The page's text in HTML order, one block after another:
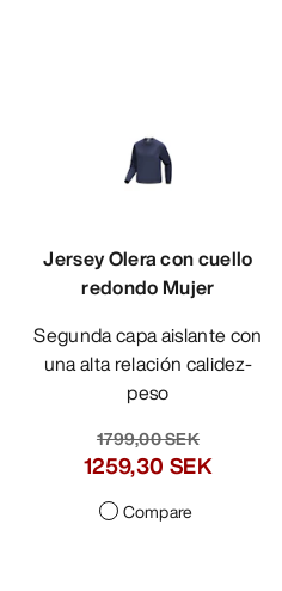
Jersey Olera con cuello
redondo Mujer
Segunda capa aislante con
una alta relación calidez-
peso
1799,00 SEK
1259,30 SEK
Compare